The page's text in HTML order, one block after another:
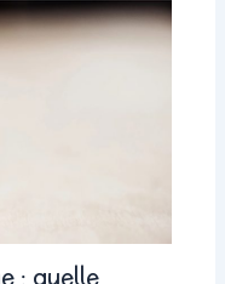
: quelle